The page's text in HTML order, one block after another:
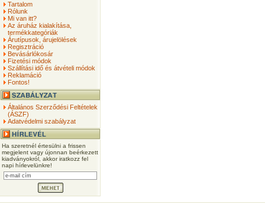
Tartalom
Rólunk
Mi van itt?
Az áruház kialakítása,
termékkategóriák
Árutípusok, árujelölések
Regisztráció
Bevásárlókosár
Fizetési módok
Szállítási idő és átvételi módok
Reklamáció
Fontos!
Általános Szerződési Feltételek
(ÁSZF)
Adatvédelmi szabályzat
Ha szeretnél értesülni a frissen
megjelent vagy újonnan beérkezett
kiadványokról, akkor iratkozz fel
napi hírlevelünkre!